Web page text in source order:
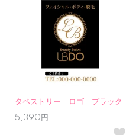
タペストリー ロゴ ブラック
5,390円